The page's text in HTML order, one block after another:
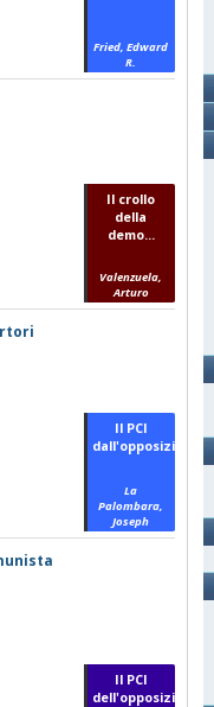
Fried, Edward
R.
Il crollo
della
demo...
Valenzuela,
Arturo
Il PCI
dall'opposizi...
La
Palombara,
Joseph
Il PCI
dell'opposizi...